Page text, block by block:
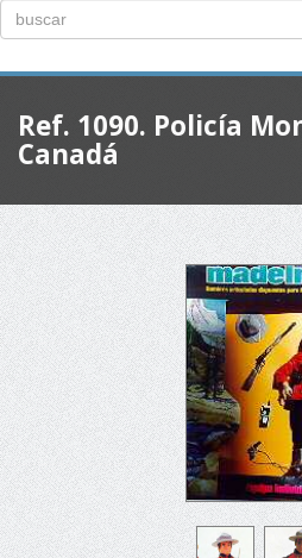
Ref. 1090. Policía
Canadá